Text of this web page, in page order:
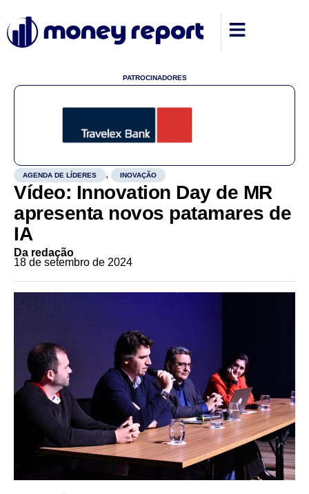
PATROCINADORES
AGENDA DE LÍDERES , INOVAÇÃO
Vídeo: Innovation Day de MR
apresenta novos patamares de
IA
Da redação
18 de setembro de 2024